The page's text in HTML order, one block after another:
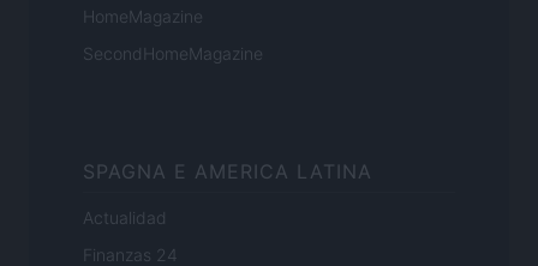
HomeMagazine
SecondHomeMagazine
SPAGNA E AMERICA LATINA
Actualidad
Finanzas 24